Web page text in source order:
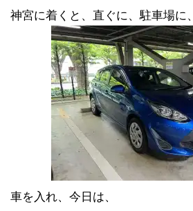
神宮に着くと、直ぐに、駐車場に、
車を入れ、今日は、